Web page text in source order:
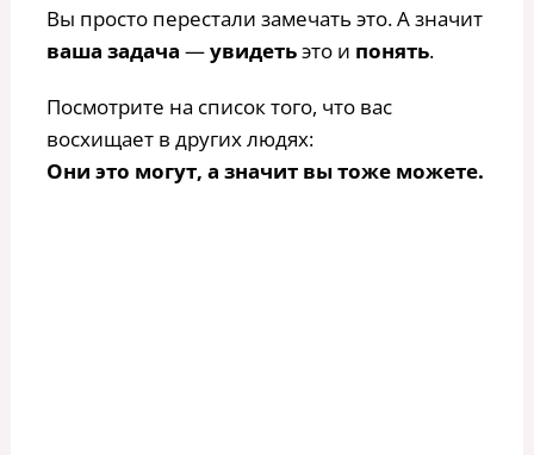
Вы просто перестали замечать это. А значит
ваша задача —увидетьэто и понять.
Посмотрите на список того, что вас
восхищает в других людях:
Они это могут, а значит вы тоже можете.